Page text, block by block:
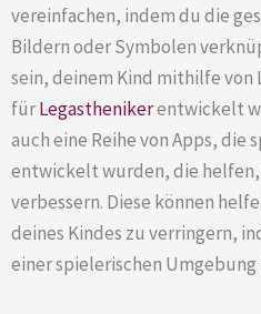
vereinfachen, indem du die
Bildern oder Symbolen
sein, deinem Kind mithilfe von
fürLegasthenikerentwickelt
auch eine Reihe von Apps, die
entwickelt wurden, die helfen,
verbessern. Diese können
deines Kindes zu verringern,
einer spielerischen